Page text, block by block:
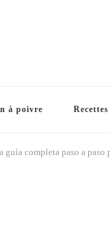
à poivre
guía completa paso a paso